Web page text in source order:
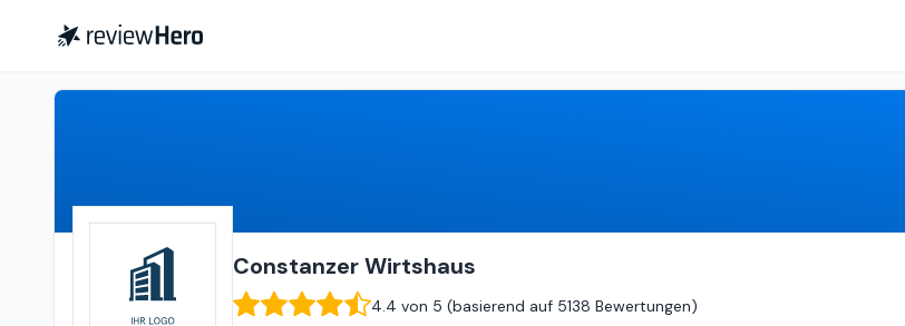
Constanzer Wirtshaus
4.4 von 5 (basierend auf 5138 Bewertungen)